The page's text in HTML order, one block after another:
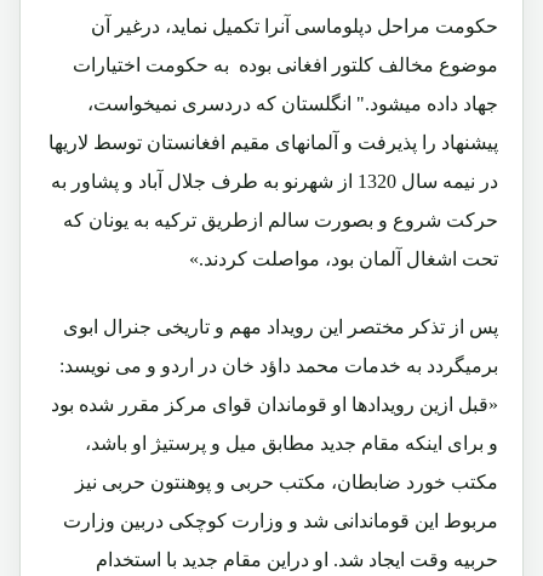
حکومت مراحل دپلوماسی آنرا تکمیل نماید، درغیر آن
موضوع مخالف کلتور افغانی بوده به حکومت اختیارات
جهاد داده میشود." انگلستان که دردسری نمیخواست،
پیشنهاد را پذیرفت و آلمانهای مقیم افغانستان توسط لاریها
در نیمه سال 1320 از شهرنو به طرف جلال آباد و پشاور به
حرکت شروع و بصورت سالم ازطریق ترکیه به یونان که
تحت اشغال آلمان بود، مواصلت کردند.»
پس از تذکر مختصر این رویداد مهم و تاریخی جنرال ابوی
برمیگردد به خدمات محمد داؤد خان در اردو و می نویسد:
«قبل ازین رویدادها او قوماندان قوای مرکز مقرر شده بود
و برای اینکه مقام جدید مطابق میل و پرستیژ او باشد،
مکتب خورد ضابطان، مکتب حربی و پوهنتون حربی نیز
مربوط این قوماندانی شد و وزارت کوچکی دربین وزارت
حربیه وقت ایجاد شد. او دراین مقام جدید با استخدام